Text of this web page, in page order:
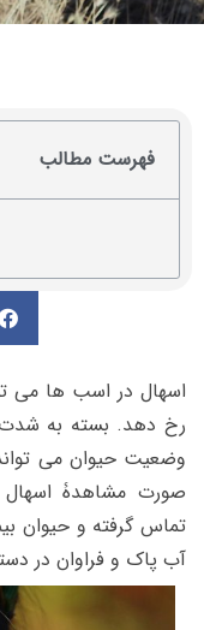
فهرست مطالب
اسهال در اسب ها می
رخ دهد. بسته به شدت
وضعیت حیوان می
صورت مشاهدۀ
تماس گرفته و حیوان
آب پاک و فراوان در